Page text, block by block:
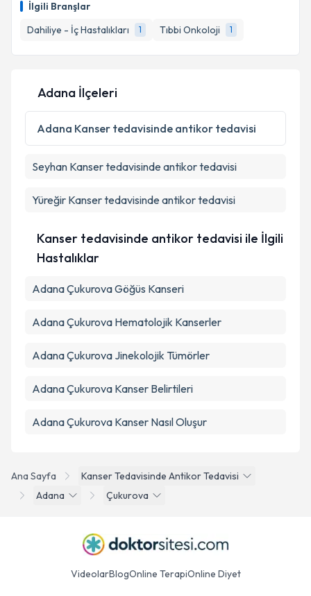
İlgili Branşlar
Dahiliye - İç Hastalıkları
1 Tıbbi Onkoloji 1
takvim hazırlandığında e-posta ile bilgilendireceğiz.
Kişisel verilerimin işlenmesine ilişkinAydınlatma
Metni
'ni okudum ve kişisel verilerimin belirtilen
kapsamda işlenmesini kabul ediyorum.
Ana Sayfa
Kanser Tedavisinde Antikor Tedavisi
Adana
Çukurova
Adana İlçeleri
Adana Kanser tedavisinde antikor tedavisi
Seyhan Kanser tedavisinde antikor tedavisi
Yüreğir Kanser tedavisinde antikor tedavisi
Kanser tedavisinde antikor tedavisi ile İlgili
Hastalıklar
Adana Çukurova Göğüs Kanseri
Adana Çukurova Hematolojik Kanserler
Adana Çukurova Jinekolojik Tümörler
Adana Çukurova Kanser Belirtileri
Adana Çukurova Kanser Nasıl Oluşur
VideolarBlogOnline TerapiOnline Diyet